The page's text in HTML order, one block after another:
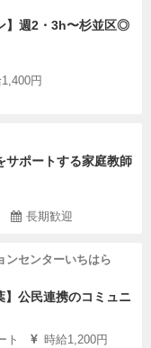
】週2・3h〜杉並区◎
円
サポートする家庭教師
長期歓迎
ンセンターいちはら
】公民連携のコミュニ
ト
時給1,200円